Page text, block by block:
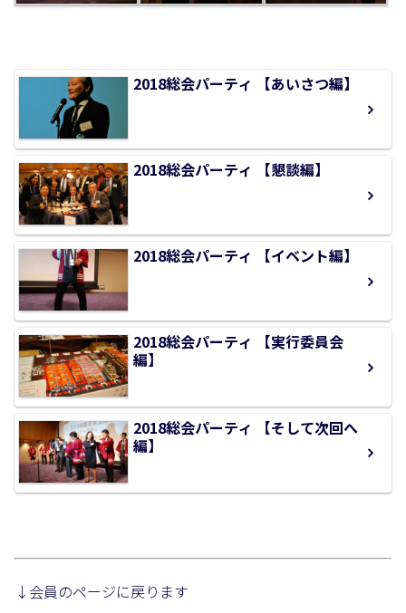
2018総会パーティ 【あいさつ編】
2018総会パーティ 【懇談編】
2018総会パーティ 【イベント編】
2018総会パーティ 【実行委員会
編】
2018総会パーティ 【そして次回へ
編】
↓会員のページに戻ります